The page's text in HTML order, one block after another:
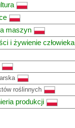
maszyn
i żywienie człowieka
roślinnych
produkcji